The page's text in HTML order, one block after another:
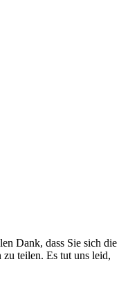
Dank, dass Sie sich die
teilen. Es tut uns leid,